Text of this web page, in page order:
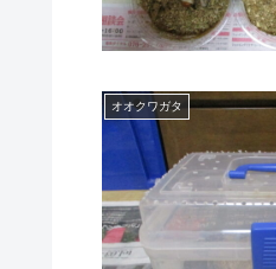
オオクワガタ